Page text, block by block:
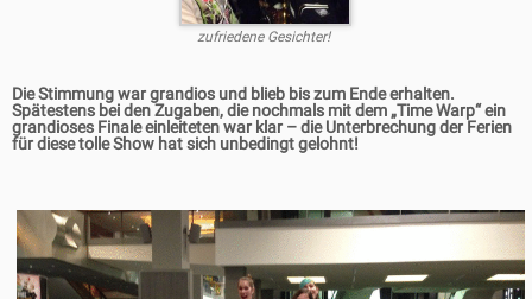
zufriedene Gesichter!
Die Stimmung war grandios und blieb bis zum Ende erhalten.
Spätestens bei den Zugaben, die nochmals mit dem „Time Warp“ ein
grandioses Finale einleiteten war klar – die Unterbrechung der Ferien
für diese tolle Show hat sich unbedingt gelohnt!